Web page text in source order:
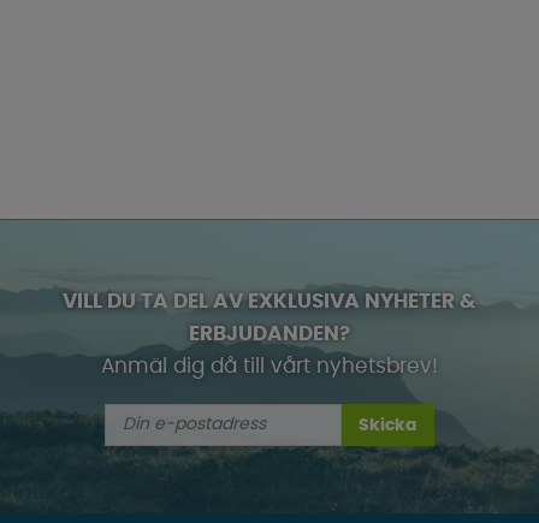
VILL DU TA DEL AV EXKLUSIVA NYHETER &
ERBJUDANDEN?
Anmäl dig då till vårt nyhetsbrev!
Skicka